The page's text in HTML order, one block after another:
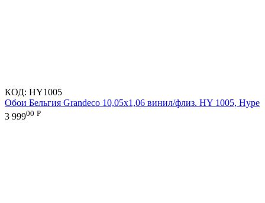
КОД: HY1005
Обои Бельгия Grandeco 10,05х1,06 винил/флиз. HY 1005, Hype
3 99900 Р